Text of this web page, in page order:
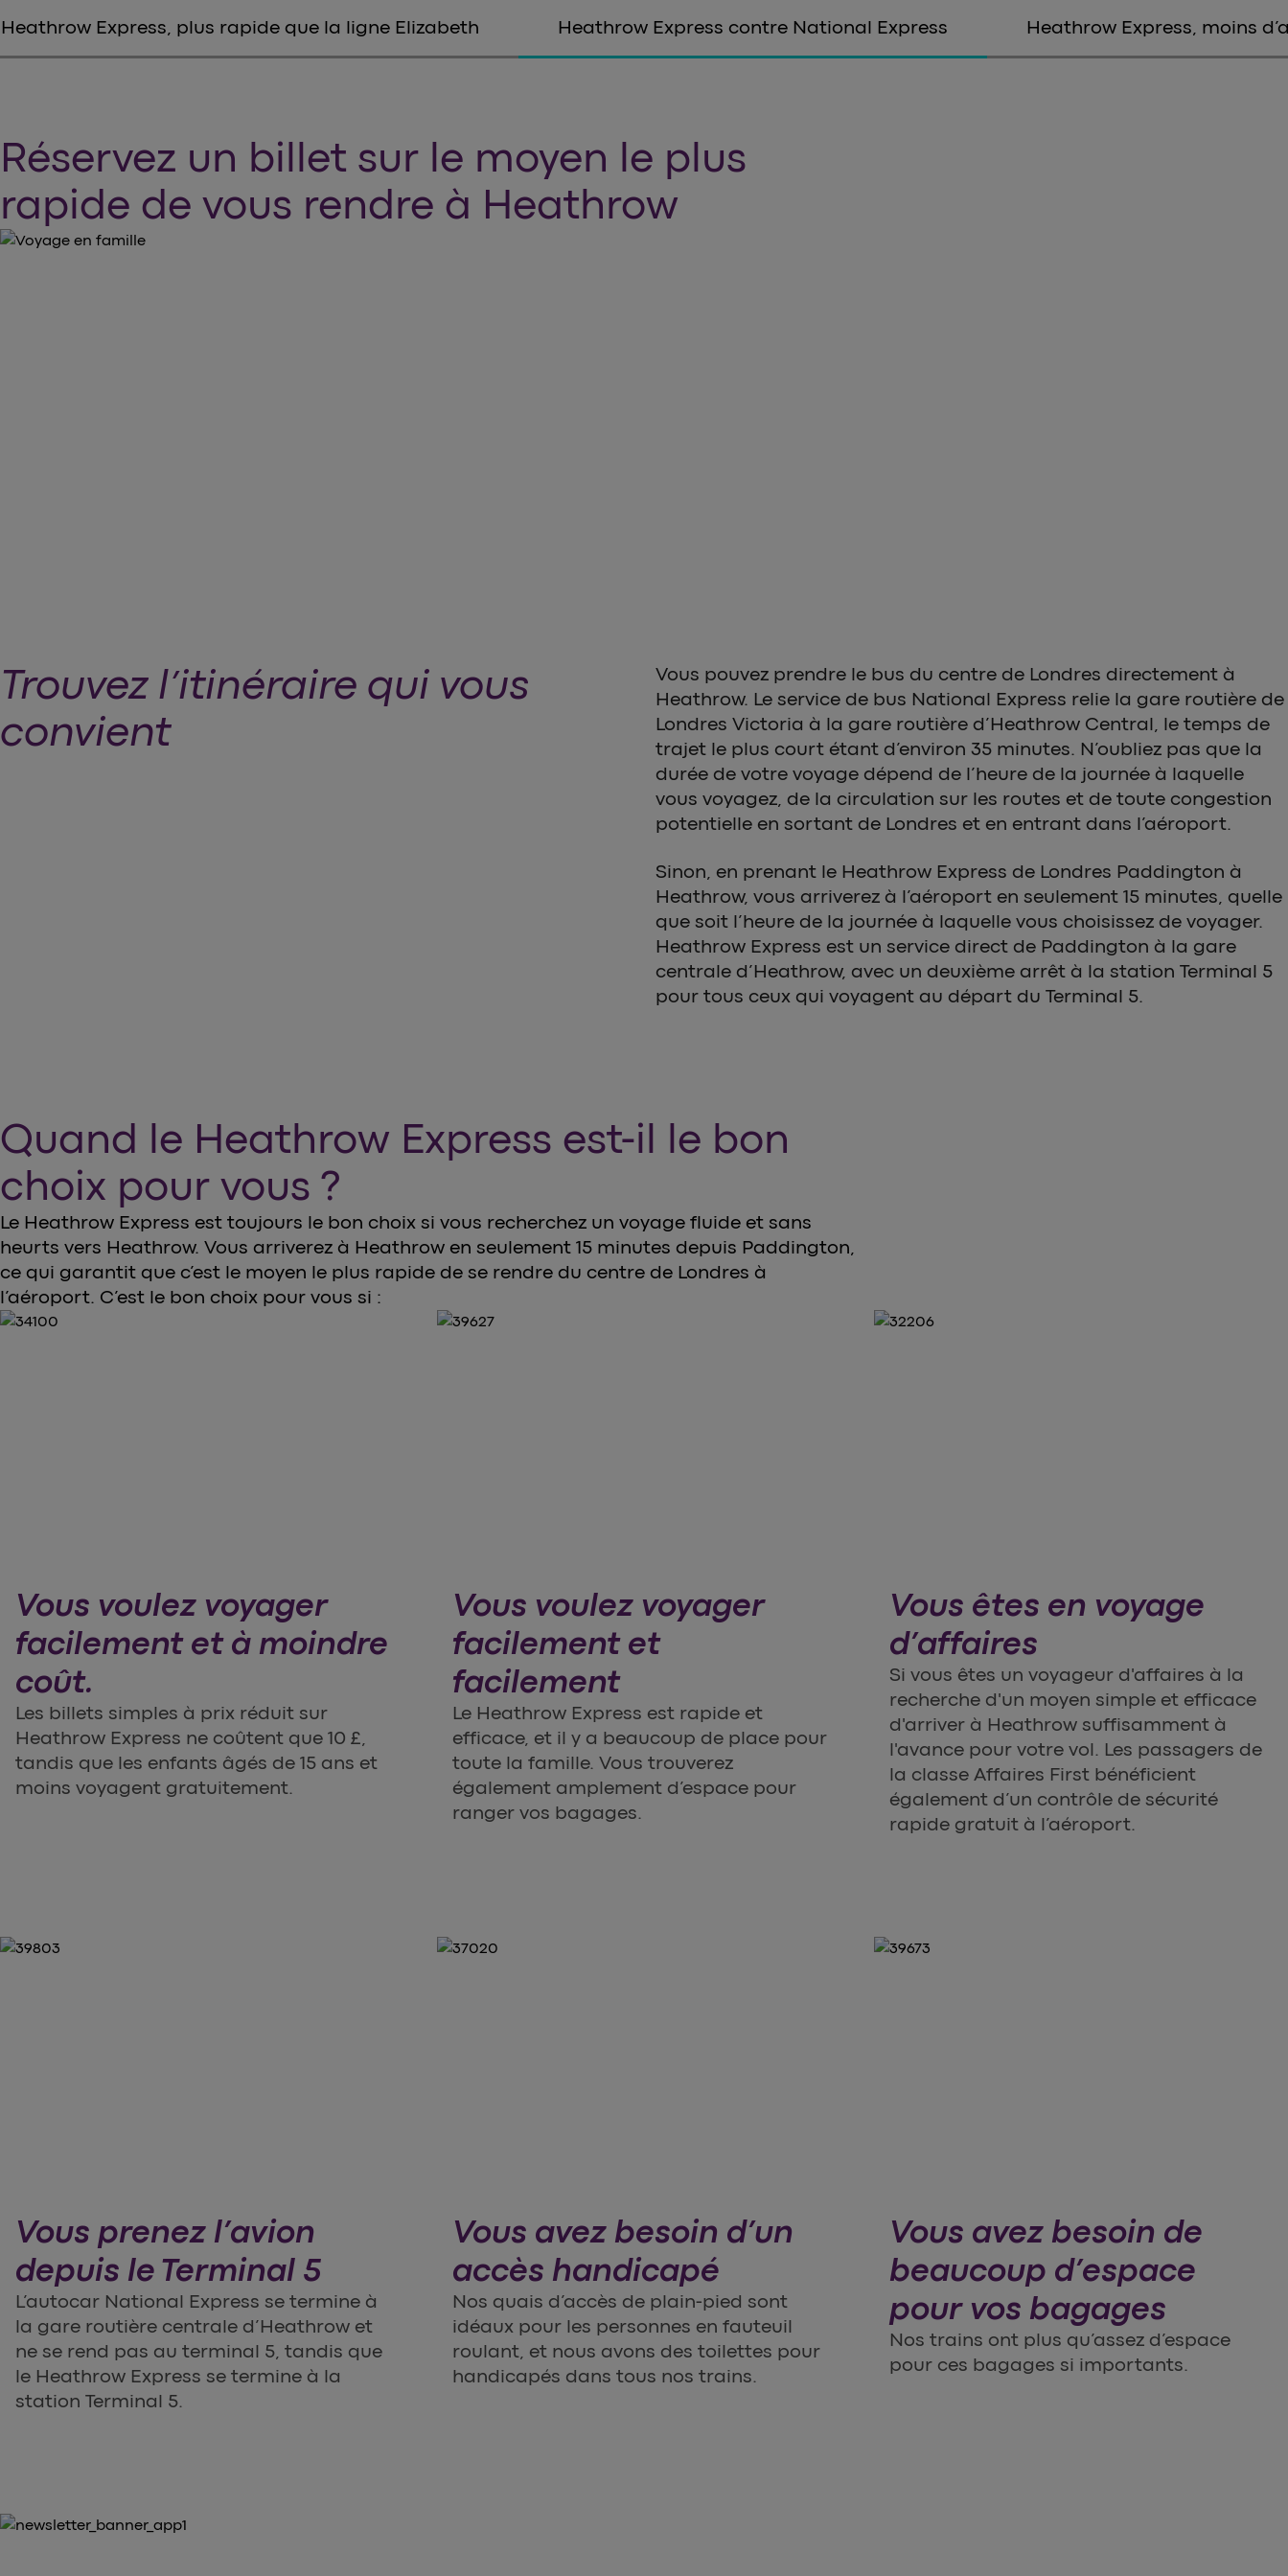
Heathrow Express, plus rapide que la ligne Elizabeth Heathrow Express contre National Express Heathrow Express, moins
Réservez un billet sur le moyen le plus
rapide de vous rendre à Heathrow
Trouvez l’itinéraire qui vous
convient
Vous pouvez prendre le bus du centre de Londres directement à
Heathrow. Le service de bus National Express relie la gare routière de
Londres Victoria à la gare routière d’Heathrow Central, le temps de
trajet le plus court étant d’environ 35 minutes. N’oubliez pas que la
durée de votre voyage dépend de l’heure de la journée à laquelle
vous voyagez, de la circulation sur les routes et de toute congestion
potentielle en sortant de Londres et en entrant dans l’aéroport.
Sinon, en prenant le Heathrow Express de Londres Paddington à
Heathrow, vous arriverez à l’aéroport en seulement 15 minutes, quelle
que soit l’heure de la journée à laquelle vous choisissez de voyager.
Heathrow Express est un service direct de Paddington à la gare
centrale d’Heathrow, avec un deuxième arrêt à la station Terminal 5
pour tous ceux qui voyagent au départ du Terminal 5.
Quand le Heathrow Express est-il le bon
choix pour vous ?
Le Heathrow Express est toujours le bon choix si vous recherchez un voyage fluide et sans
heurts vers Heathrow. Vous arriverez à Heathrow en seulement 15 minutes depuis Paddington,
ce qui garantit que c’est le moyen le plus rapide de se rendre du centre de Londres à
l’aéroport. C’est le bon choix pour vous si :
Vous voulez voyager
facilement et à moindre
coût.
Les billets simples à prix réduit sur
Heathrow Express ne coûtent que 10 £,
tandis que les enfants âgés de 15 ans et
moins voyagent gratuitement.
Vous voulez voyager
facilement et
facilement
Le Heathrow Express est rapide et
efficace, et il y a beaucoup de place pour
toute la famille. Vous trouverez
également amplement d’espace pour
ranger vos bagages.
Vous êtes en voyage
d’affaires
Si vous êtes un voyageur d'affaires à la
recherche d'un moyen simple et efficace
d'arriver à Heathrow suffisamment à
l'avance pour votre vol. Les passagers de
la classe Affaires First bénéficient
également d’un contrôle de sécurité
rapide gratuit à l’aéroport.
Vous prenez l’avion
depuis le Terminal 5
L’autocar National Express se termine à
la gare routière centrale d’Heathrow et
ne se rend pas au terminal 5, tandis que
le Heathrow Express se termine à la
station Terminal 5.
Vous avez besoin d’un
accès handicapé
Nos quais d’accès de plain-pied sont
idéaux pour les personnes en fauteuil
roulant, et nous avons des toilettes pour
handicapés dans tous nos trains.
Vous avez besoin de
beaucoup d’espace
pour vos bagages
Nos trains ont plus qu’assez d’espace
pour ces bagages si importants.